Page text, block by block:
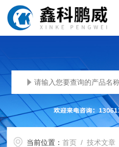
当前位置：首页 /技术文章